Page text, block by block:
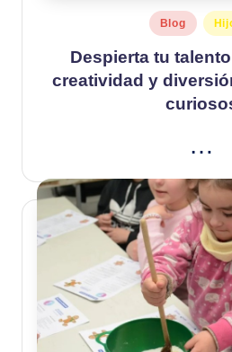
Publicado
en
Blog
Despierta tu
creatividad y
…